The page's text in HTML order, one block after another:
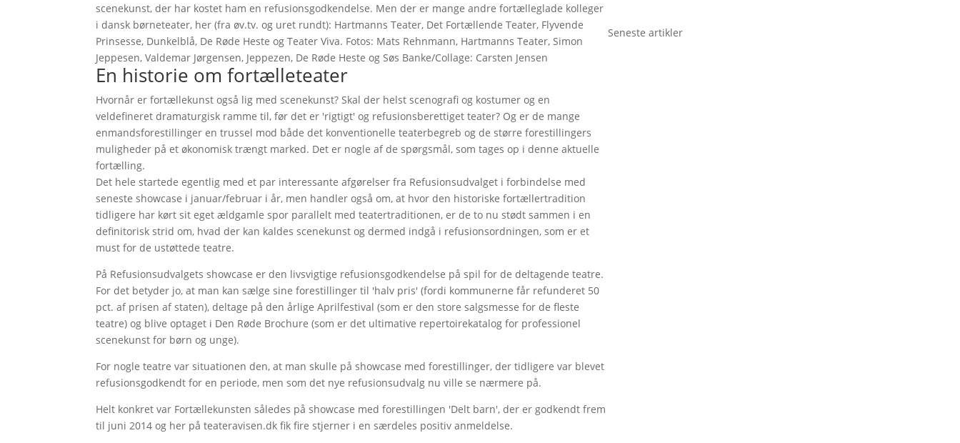
scenekunst, der har kostet ham en refusionsgodkendelse. Men der er mange andre fortælleglade kolleger
i dansk børneteater, her (fra øv.tv. og uret rundt): Hartmanns Teater, Det Fortællende Teater, Flyvende
Prinsesse, Dunkelblå, De Røde Heste og Teater Viva. Fotos: Mats Rehnmann, Hartmanns Teater, Simon
Jeppesen, Valdemar Jørgensen, Jeppezen, De Røde Heste og Søs Banke/Collage: Carsten Jensen
En historie om fortælleteater
Hvornår er fortællekunst også lig med scenekunst? Skal der helst scenografi og kostumer og en
veldefineret dramaturgisk ramme til, før det er 'rigtigt' og refusionsberettiget teater? Og er de mange
enmandsforestillinger en trussel mod både det konventionelle teaterbegreb og de større forestillingers
muligheder på et økonomisk trængt marked. Det er nogle af de spørgsmål, som tages op i denne aktuelle
fortælling.
Det hele startede egentlig med et par interessante afgørelser fra Refusionsudvalget i forbindelse med
seneste showcase i januar/februar i år, men handler også om, at hvor den historiske fortællertradition
tidligere har kørt sit eget ældgamle spor parallelt med teatertraditionen, er de to nu stødt sammen i en
definitorisk strid om, hvad der kan kaldes scenekunst og dermed indgå i refusionsordningen, som er et
must for de ustøttede teatre.
På Refusionsudvalgets showcase er den livsvigtige refusionsgodkendelse på spil for de deltagende teatre.
For det betyder jo, at man kan sælge sine forestillinger til 'halv pris' (fordi kommunerne får refunderet 50
pct. af prisen af staten), deltage på den årlige Aprilfestival (som er den store salgsmesse for de fleste
teatre) og blive optaget i Den Røde Brochure (som er det ultimative repertoirekatalog for professionel
scenekunst for børn og unge).
For nogle teatre var situationen den, at man skulle på showcase med forestillinger, der tidligere var blevet
refusionsgodkendt for en periode, men som det nye refusionsudvalg nu ville se nærmere på.
Helt konkret var Fortællekunsten således på showcase med forestillingen 'Delt barn', der er godkendt frem
til juni 2014 og her på teateravisen.dk fik fire stjerner i en særdeles positiv anmeldelse.
Seneste artikler